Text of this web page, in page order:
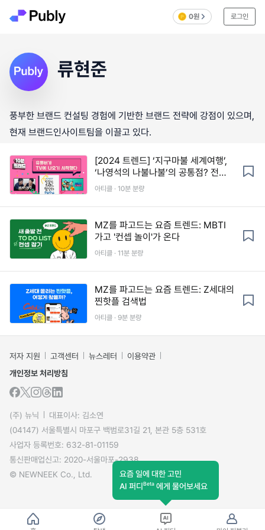
0원 로그인
류현준
풍부한 브랜드 컨설팅 경험에 기반한 브랜드 전략에 강점이 있으며,
현재 브랜드인사이트팀을 이끌고 있다.
[2024 트렌드] ‘지구마불 세계여행’,
‘나영석의 나불나불’의 공통점? 전통
미디어와 유튜브의 경계가 사라지다
아티클 · 10분 분량
MZ를 파고드는 요즘 트렌드: MBTI
가고 '컨셉 놀이'가 온다
아티클 · 11분 분량
MZ를 파고드는 요즘 트렌드: Z세대의
찐핫플 검색법
아티클 · 9분 분량
저자 지원 고객센터 뉴스레터
이용약관
개인정보 처리방침
(주) 뉴닉
대표이사: 김소연
(04147) 서울특별시 마포구 백범로31길 21, 본관 5층 531호
사업자 등록번호: 632-81-01159
통신판매업신고: 2020-서울마포-2938
© NEWNEEK Co., Ltd.
요즘 일에 대한 고민
AI 퍼디Beta 에게 물어보세요